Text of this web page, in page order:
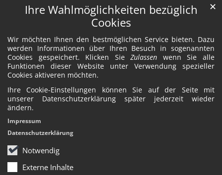
Ihre Wahlmöglichkeiten bezüglich
Cookies
Wir möchten Ihnen den bestmöglichen Service bieten. Dazu
werden Informationen über Ihren Besuch in sogenannten
Cookies gespeichert. Klicken SieZulassen wenn Sie alle
Funktionen dieser Website unter Verwendung spezieller
Cookies aktiveren möchten.
Ihre Cookie-Einstellungen können Sie auf der Seite mit
unserer Datenschutzerklärung später jederzeit wieder
ändern.
Notwendig
Externe Inhalte
✕
Impressum
Datenschutzerklärung